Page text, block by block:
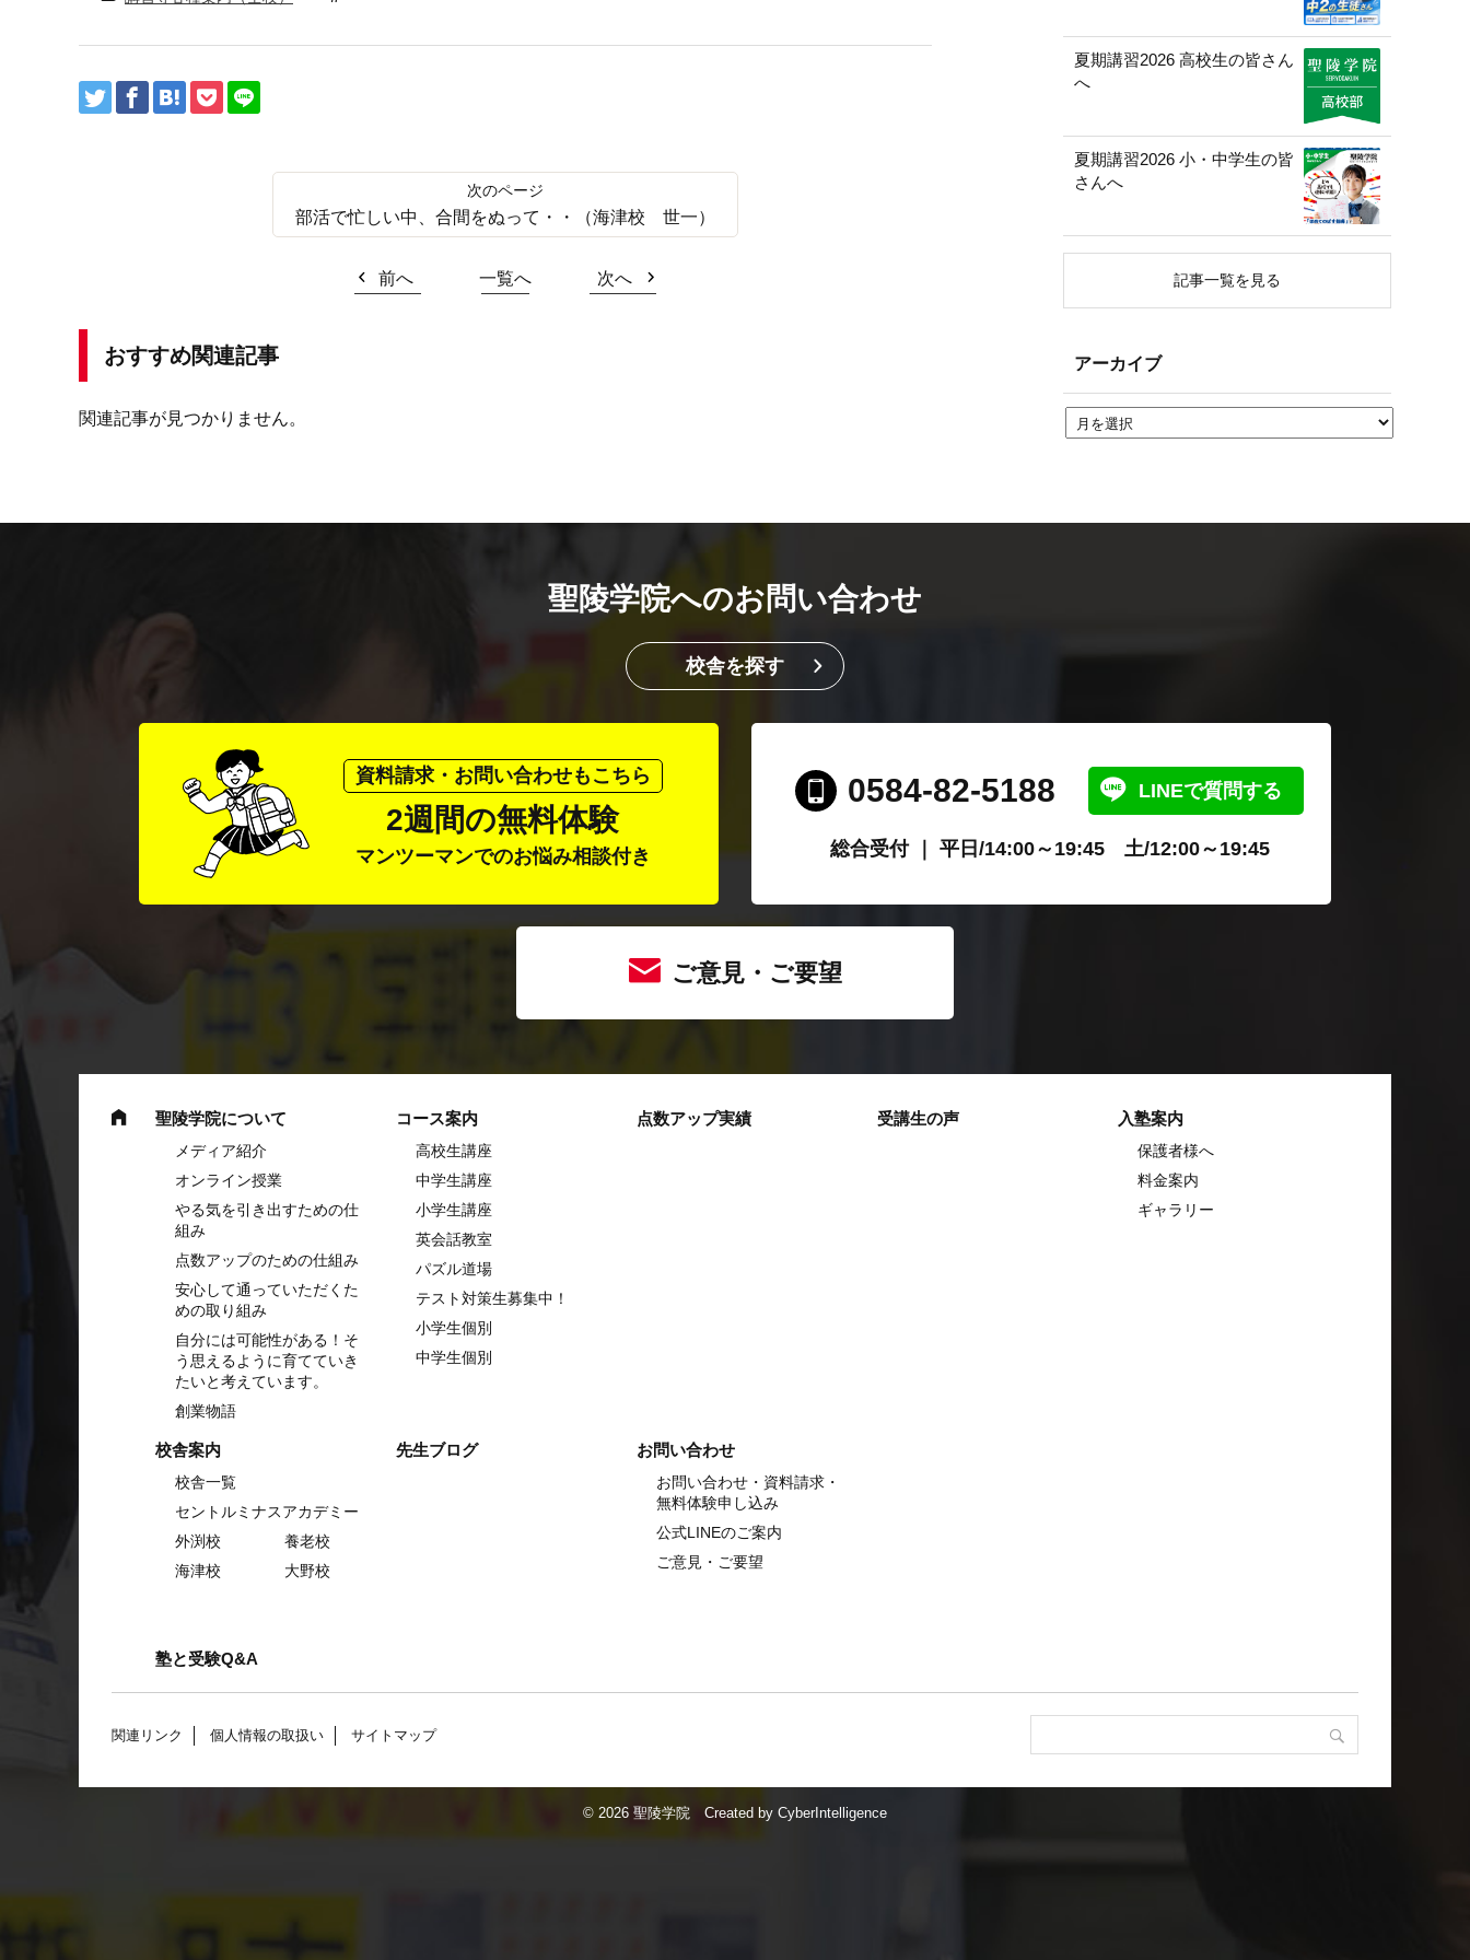
部活で忙しい中、合間をぬって・・（海津校 世一）
前へ 一覧へ 次へ
おすすめ関連記事
関連記事が見つかりません。
夏期講習2026 高校生の皆さん
へ
夏期講習2026 小・中学生の皆
さんへ
記事一覧を見る
アーカイブ
聖陵学院へのお問い合わせ
校舎を探す
資料請求・お問い合わせもこちら
2週間の無料体験
マンツーマンでのお悩み相談付き
0584-82-5188 LINEで質問する
総合受付 ｜ 平日/14:00～19:45 土/12:00～19:45
ご意見・ご要望
聖陵学院について
メディア紹介
オンライン授業
やる気を引き出すための仕
組み
点数アップのための仕組み
安心して通っていただくた
めの取り組み
自分には可能性がある！そ
う思えるように育てていき
たいと考えています。
創業物語
コース案内
高校生講座
中学⽣講座
⼩学⽣講座
英会話教室
パズル道場
テスト対策生募集中！
小学生個別
中学生個別
点数アップ実績 受講生の声 入塾案内
保護者様へ
料金案内
ギャラリー
校舎案内
校舎一覧
セントルミナスアカデミー
外渕校
養老校
海津校
大野校
先生ブログ お問い合わせ
お問い合わせ・資料請求・
無料体験申し込み
公式LINEのご案内
ご意見・ご要望
塾と受験Q&A
関連リンク 個人情報の取扱い サイトマップ
© 2026 聖陵学院 Created by CyberIntelligence